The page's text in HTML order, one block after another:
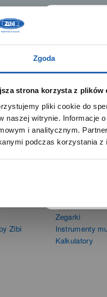
Zgoda
strona korzysta z plików
pliki cookie do
naszej witrynie. Informacje
i analitycznym.
podczas korzystania z
Zibi
Zegarki
Instrumenty
Kalkulatory